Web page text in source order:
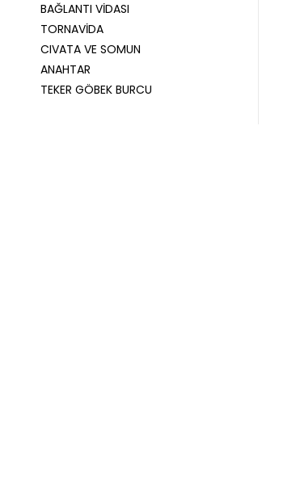
BAĞLANTI VIDASI
TORNAVIDA
CIVATA VE SOMUN
ANAHTAR
TEKER GÖBEK BURCU